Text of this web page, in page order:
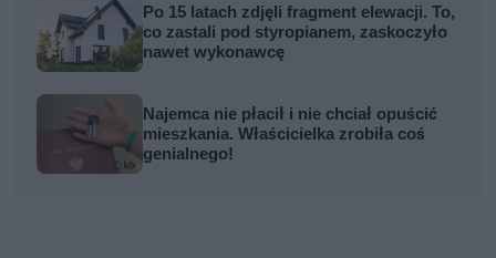
Po 15 latach zdjęli fragment elewacji. To,
co zastali pod styropianem, zaskoczyło
nawet wykonawcę
Najemca nie płacił i nie chciał opuścić
mieszkania. Właścicielka zrobiła coś
genialnego!